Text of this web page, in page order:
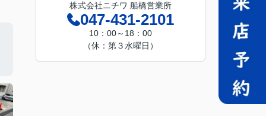
株式会社ニチワ 船橋営業所
047-431-2101
10：00～18：00
（休：第３水曜日）